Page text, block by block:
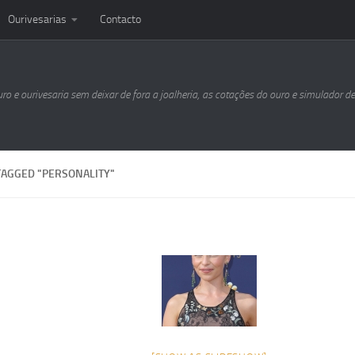
Ourivesarias Contacto
e ourivesaria sem deixar de fora a joalheria, as cotações do ouro e simulador
"PERSONALITY"